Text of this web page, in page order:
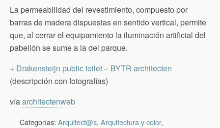
La permeabilidad del revestimiento, compuesto por
barras de madera dispuestas en sentido vertical, permite
que, al cerrar el equipamiento la iluminación artificial del
pabellón se sume a la del parque.
+ Drakensteijn public toilet – BYTR architecten
(descripción con fotografías)
víaarchitectenweb
Categorías: Arquitect@s, Arquitectura y color,